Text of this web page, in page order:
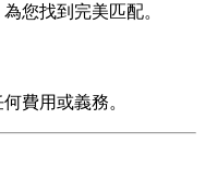
您找到完美匹配。
費用或義務。